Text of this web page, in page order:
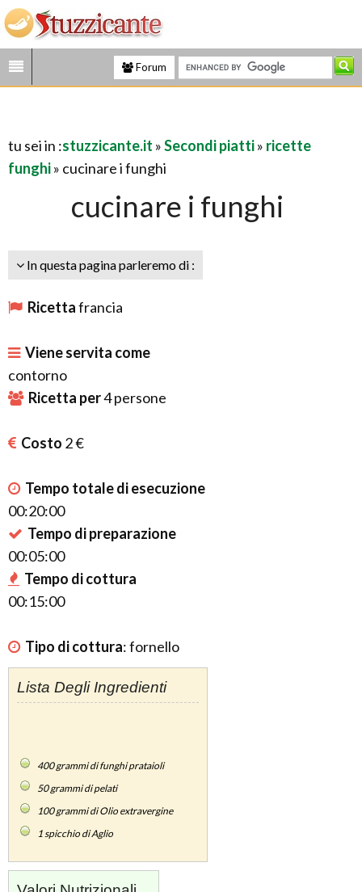
Forum
tu sei in :stuzzicante.it »Secondi piatti» ricette
funghi» cucinare i funghi
cucinare i funghi
In questa pagina parleremo di :
Ricettafrancia
Viene servita come
contorno
Ricetta per4persone
Costo 2 €
Tempo totale di esecuzione
00:20:00
Tempo di preparazione
00:05:00
Tempo di cottura
00:15:00
Tipo di cottura:fornello
Lista Degli Ingredienti
400grammi di funghi prataioli
50grammi di pelati
100grammi di Olio extravergine
1spicchio di Aglio